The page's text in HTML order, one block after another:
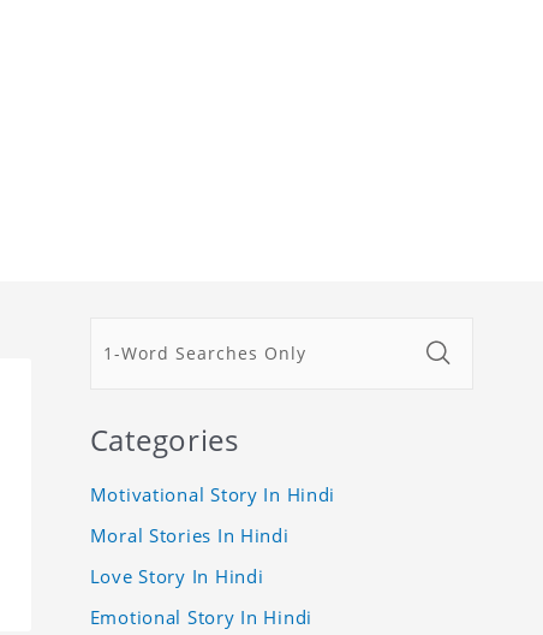
Categories
Motivational Story In Hindi
Moral Stories In Hindi
Love Story In Hindi
Emotional Story In Hindi